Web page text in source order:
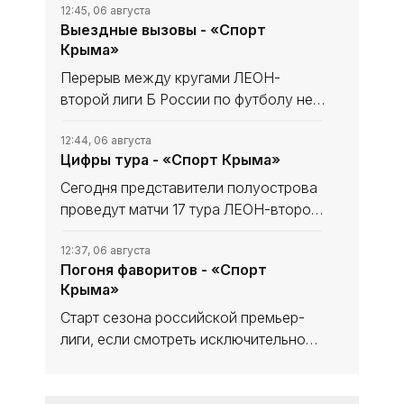
12:45, 06 августа
Выездные вызовы - «Спорт
Крыма»
Перерыв между кругами ЛЕОН-
второй лиги Б России по футболу не
уходили в мини-отпуск в статусе
лидера и вышли из него с той же
уверенностью в своих силах, обыграв
12:44, 06 августа
Цифры тура - «Спорт Крыма»
Сегодня представители полуострова
проведут матчи 17 тура ЛЕОН-второй
турнирной таблице наши команды
решают разные задачи. Тем не менее
домашний статус предстоящих встреч
12:37, 06 августа
Погоня фаворитов - «Спорт
Крыма»
Старт сезона российской премьер-
лиги, если смотреть исключительно